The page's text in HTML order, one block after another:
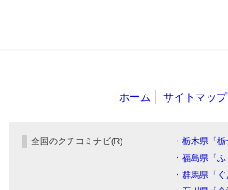
ホーム サイトマップ
全国のクチコミナビ(R) ・栃木県「栃
・福島県「ふ
・群馬県「ぐ